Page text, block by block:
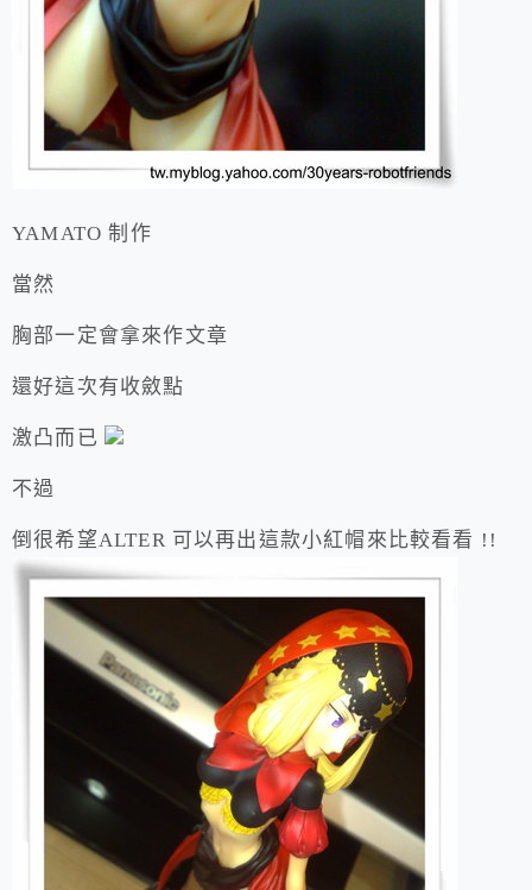
YAMATO 制作
當然
胸部一定會拿來作文章
還好這次有收斂點
激凸而已
不過
倒很希望ALTER 可以再出這款小紅帽來比較看看 !!